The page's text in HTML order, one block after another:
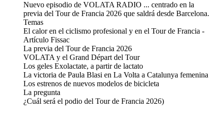
Nuevo episodio de VOLATA RADIO ... centrado en la
previa del Tour de Francia 2026 que saldrá desde Barcelona.
Temas
El calor en el ciclismo profesional y en el Tour de Francia -
Artículo Fissac
La previa del Tour de Francia 2026
VOLATA y el Grand Départ del Tour
Los geles Exolactate, a partir de lactato
La victoria de Paula Blasi en La Volta a Catalunya femenina
Los estrenos de nuevos modelos de bicicleta
La pregunta
¿Cuál será el podio del Tour de Francia 2026)